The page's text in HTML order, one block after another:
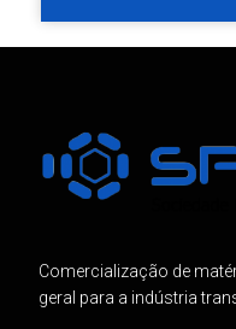
Comercialização de
geral para a indústria